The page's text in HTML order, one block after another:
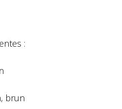
:
brun